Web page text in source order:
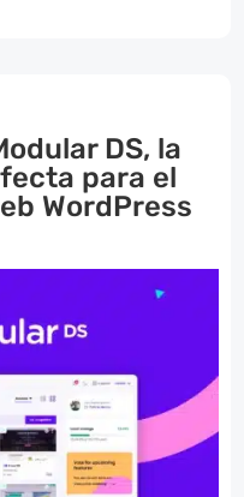
DS, la
para el
WordPress